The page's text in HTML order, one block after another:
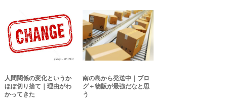
人間関係の変化というか
ほぼ切り捨て｜理由がわ
かってきた
南の島から発送中｜ブロ
グ＋物販が最強だなと思
う